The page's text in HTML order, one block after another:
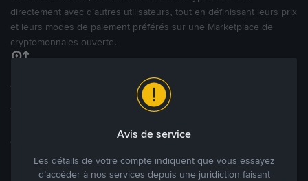
directement avec d’autres utilisateurs, tout en définissant leurs prix
et leurs modes de paiement préférés sur une Marketplace de
cryptomonnaies ouverte.
Tradez à des prix avantageux pour vous
Tradez des cryptos en étant libres d’acheter et de vendre à votre
des annonces commerciales pour fixer vos propres prix.
Blog P2P Voir plus
Avis de service
Les détails de votre compte indiquent que vous essayez
d’accéder à nos services depuis une juridiction faisant